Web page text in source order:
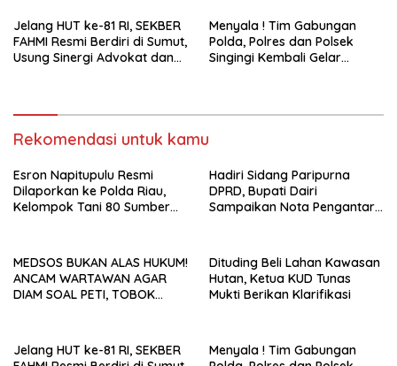
Jelang HUT ke-81 RI, SEKBER
FAHMI Resmi Berdiri di Sumut,
Usung Sinergi Advokat dan
Menyala ! Tim Gabungan
Polda, Polres dan Polsek
Singingi Kembali Gelar
Rekomendasi untuk kamu
Esron Napitupulu Resmi
Dilaporkan ke Polda Riau,
Kelompok Tani 80 Sumber
Hadiri Sidang Paripurna
DPRD, Bupati Dairi
Sampaikan Nota Pengantar
MEDSOS BUKAN ALAS HUKUM!
ANCAM WARTAWAN AGAR
DIAM SOAL PETI, TOBOK
Dituding Beli Lahan Kawasan
Hutan, Ketua KUD Tunas
Mukti Berikan Klarifikasi
Jelang HUT ke-81 RI, SEKBER
Menyala ! Tim Gabungan